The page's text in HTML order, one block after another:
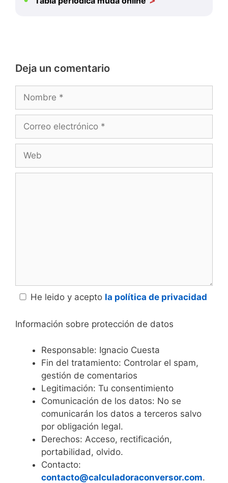
Deja un comentario
electrónico
He leido y acepto la política de privacidad
Información sobre protección de datos
Responsable: Ignacio Cuesta
Fin del tratamiento: Controlar el spam,
gestión de comentarios
Legitimación: Tu consentimiento
Comunicación de los datos: No se
comunicarán los datos a terceros salvo
por obligación legal.
Derechos: Acceso, rectificación,
portabilidad, olvido.
Contacto:
contacto@calculadoraconversor.com.